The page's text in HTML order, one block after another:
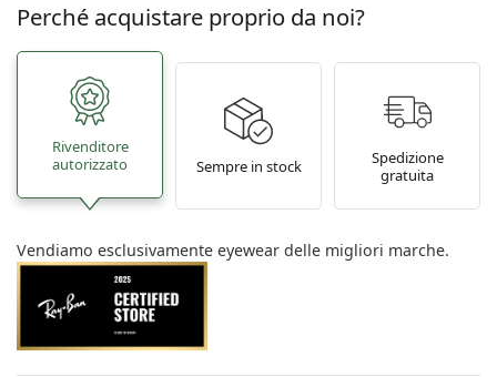
Perché acquistare proprio da noi?
Rivenditore
autorizzato
Sempre in stock
Spedizione
gratuita
Vendiamo esclusivamente eyewear delle migliori marche.